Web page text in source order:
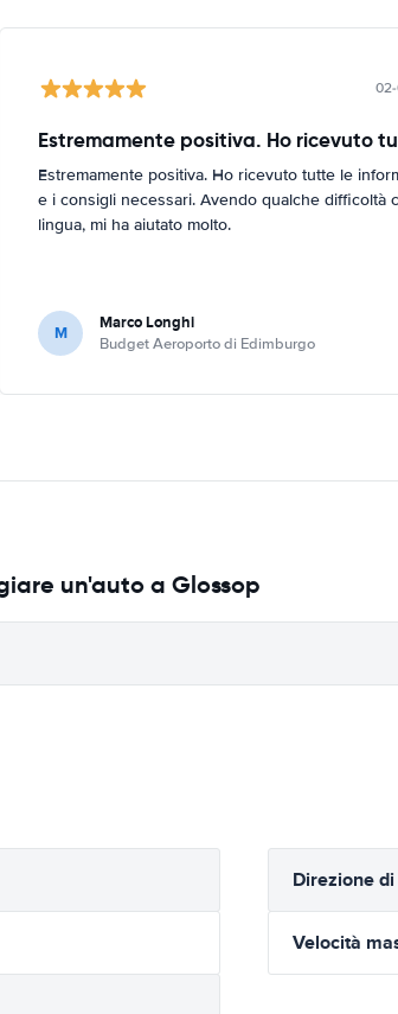
Estremamente positiva. Ho ricevuto
Estremamente positiva. Ho ricevuto tutte le
e i consigli necessari. Avendo qualche difficoltà
lingua, mi ha aiutato molto.
M Marco Longhi
Budget Aeroporto di Edimburgo
un'auto a Glossop
Direzione
Velocità